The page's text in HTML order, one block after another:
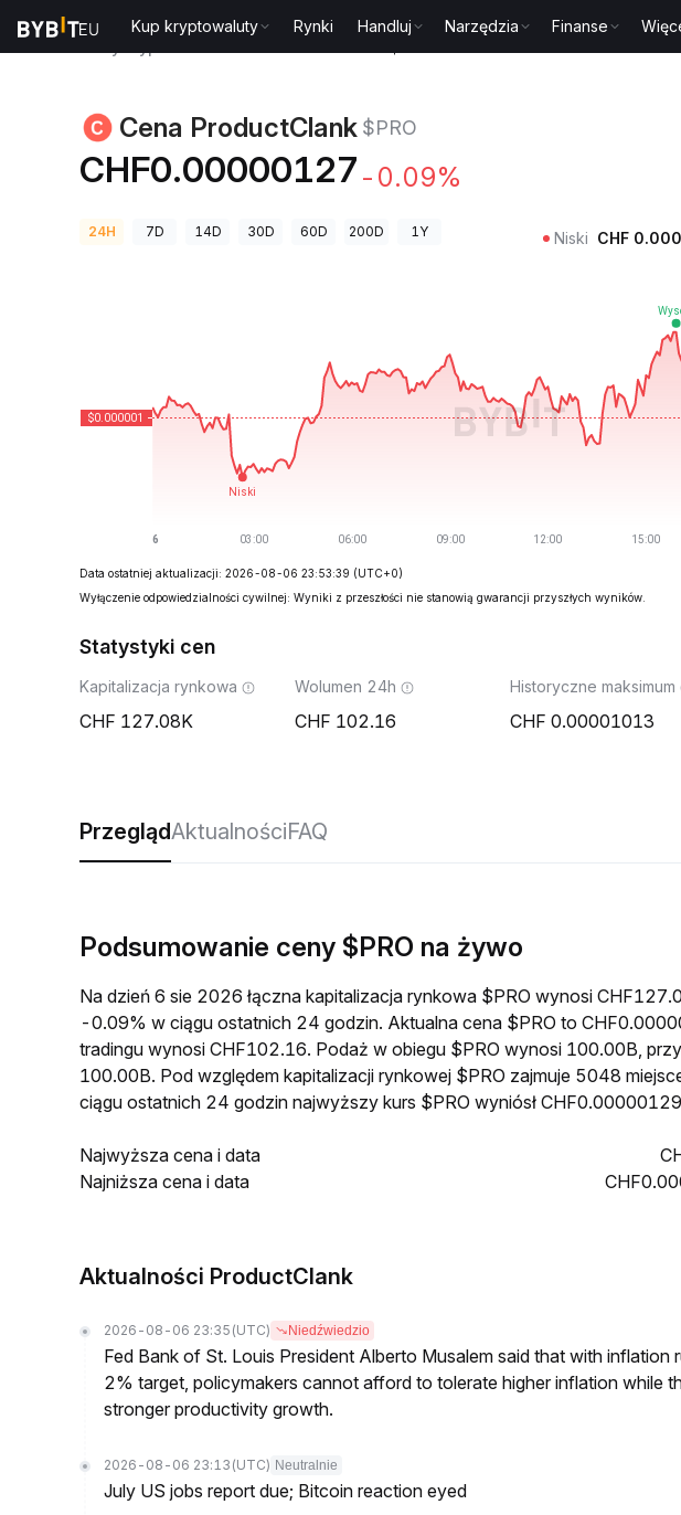
Kup kryptowaluty Rynki Handluj Narzędzia Finanse
Cena ProductClank $PRO
CHF0.00000127 -0.09%
24H 7D 14D 30D 60D 200D 1Y Niski CHF
Data ostatniej aktualizacji: 2026-08-06 23:53:39 (UTC+0)
Wyłączenie odpowiedzialności cywilnej: Wyniki z przeszłości nie stanowią gwarancji przyszłych wyników.
Statystyki cen
Kapitalizacja rynkowa
127.08K
Wolumen 24h
102.16
Historyczne maksimum
0.00001013
PrzeglądAktualnościFAQ
Podsumowanie ceny $PRO na żywo
Na dzień 6 sie 2026 łączna kapitalizacja rynkowa $PRO wynosi
-0.09% w ciągu ostatnich 24 godzin. Aktualna cena $PRO to
tradingu wynosi CHF102.16. Podaż w obiegu $PRO wynosi 100.00B,
100.00B. Pod względem kapitalizacji rynkowej $PRO zajmuje 5048
ciągu ostatnich 24 godzin najwyższy kurs $PRO wyniósł
Najwyższa cena i data
Najniższa cena i data
Aktualności ProductClank
2026-08-06 23:35 (UTC) Niedźwiedzio
Fed Bank of St. Louis President Alberto Musalem said that with inflation
2% target, policymakers cannot afford to tolerate higher inflation while
stronger productivity growth.
2026-08-06 23:13 (UTC) Neutralnie
July US jobs report due; Bitcoin reaction eyed